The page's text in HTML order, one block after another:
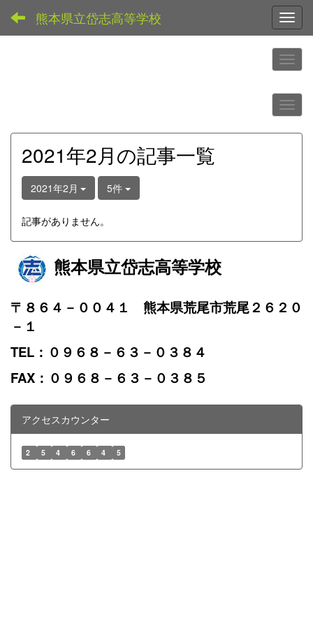
熊本県立岱志高等学校
2021年2月の記事一覧
2021年2月 5件
記事がありません。
熊本県立岱志高等学校
〒８６４－００４１ 熊本県荒尾市荒尾２６２０
－１
TEL：０９６８－６３－０３８４
FAX：０９６８－６３－０３８５
アクセスカウンター
2 5 4 6 6 4 5